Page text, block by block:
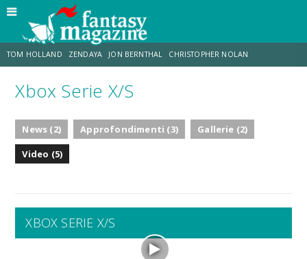
TOM HOLLAND ZENDAYA JON BERNTHAL CHRISTOPHER NOLAN
STRANIMONDI LUCCA COMICS & GAMES
SPIDER-MAN: BRAND NEW DAY
Xbox Serie X/S
News (2) Approfondimenti (3)
Gallerie (2)
Video (5)
XBOX SERIE X/S